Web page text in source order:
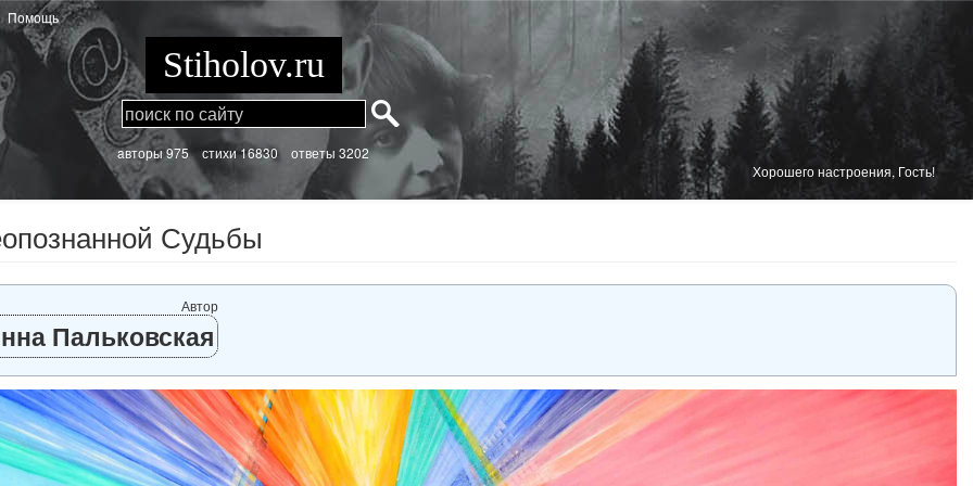
Помощь
Stiholov.ru
aвторы 975 стихи16830 ответы 3202
Хорошего настроения, Гость!
Судьбы
Автор
Пальковская